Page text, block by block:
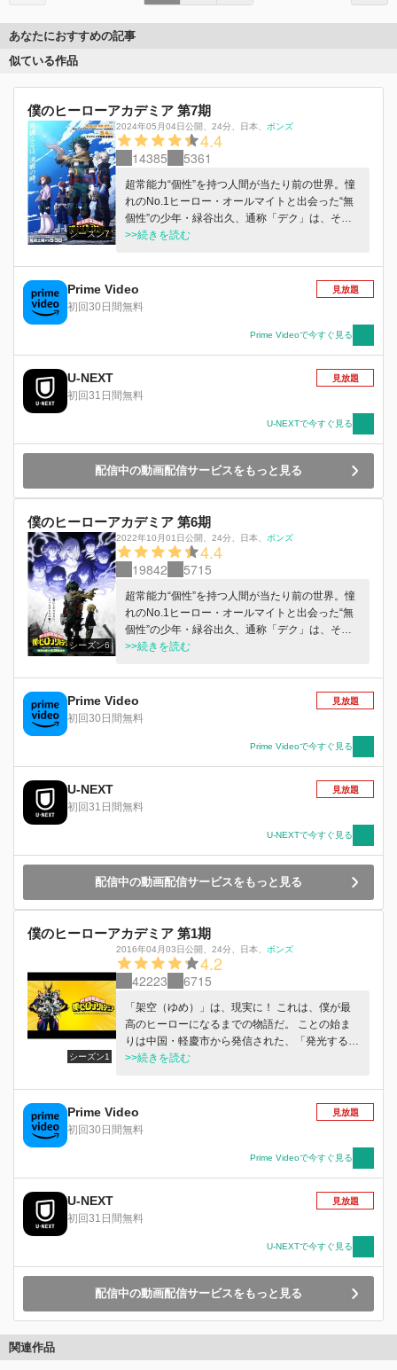
あなたにおすすめの記事
似ている作品
僕のヒーローアカデミア 第7期
シーズン7
2024年05月04日公開 24分 日本 ボンズ
4.4
14385 5361
超常能力“個性”を持つ人間が当たり前の世界。憧
れのNo.1ヒーロー・オールマイトと出会った“無
個性”の少年・緑谷出久、通称「デク」は、その
内に秘めるヒーローの資質を見出され、オールマ
受け継いだ。デクはヒーロー輩出の名門・雄英高
校に入学し、“個性”で社会や人々を救ける“ヒーロ
ー”になることを目指し、ヒーロー科1年A組のク
の雄英2年目の春。ヒーローたちが死柄木たち敵
＜ヴィラン＞の掃討作戦を決行し、まさに“全面
戦争”と言える激闘が繰り広げられる。双方が大
きなダメージを受け全面戦争は一旦の終結を見る
が、ヒーローへの信頼は揺らぎ、社会は荒廃して
いく。オール・フォー・ワン（AFO）が狙うOFA
の継承者としての使命感と、周囲の人間を危険に
晒したくないという思いから、ひとり雄英を出て
戦うデク。焦燥し疲弊していく彼に手を差し伸べ
たのは、1年A組のクラスメイトたちだった。ひ
雄英生とヒーローたち。ヒーロー殲滅のため次な
る一手を狙う死柄木弔やAFOら敵＜ヴィラン＞。
いよいよ“最終決戦”の時が近づく。そして、アメ
リカからもひとりのヒーローが飛来する…。 果
たしてデクたちは、皆が笑顔になれるあの日々を
取り戻すことはできるのか―。
>>続きを読む
Prime Video
初回30日間無料
見放題
Prime Videoで今すぐ見る
U-NEXT
初回31日間無料
見放題
U-NEXTで今すぐ見る
配信中の動画配信サービスをもっと見る
僕のヒーローアカデミア 第6期
シーズン6
2022年10月01日公開 24分 日本 ボンズ
4.4
19842 5715
超常能力“個性”を持つ人間が当たり前の世界。憧
れのNo.1ヒーロー・オールマイトと出会った“無
個性”の少年・緑谷出久、通称「デク」は、その
内に秘めるヒーローの資質を見出され、オールマ
だ。デクはヒーロー輩出の名門・雄英高校に入学
し、“個性”で社会や人々を救ける“ヒーロー”にな
ることを目指し、ヒーロー科1年A組のクラスメ
と共にNo.1ヒーローであるエンデヴァーの事務所
へインターン活動に臨む。最高峰の現場に身を投
じたデクはワン・フォー・オールに眠る新た
な“個性”黒鞭を操るなど、ヒーローとして確かな
成長を見せる。一方、敵（ヴィラン）連合の死柄
木弔は、リ・デストロ率いる異能解放軍と激突。
リ・デストロとの戦いで窮地に陥る中、死柄木は
忘れていた凄惨な幼少期の記憶を取り戻し、覚醒
する。異能解放軍を掌握し、その勢力を拡大しつ
つ、全てを壊すため自らに新たな力を求めるのだ
ン）。その全面戦争の時が迫る―！
>>続きを読む
Prime Video
初回30日間無料
見放題
Prime Videoで今すぐ見る
U-NEXT
初回31日間無料
見放題
U-NEXTで今すぐ見る
配信中の動画配信サービスをもっと見る
僕のヒーローアカデミア 第1期
シーズン1
2016年04月03日公開 24分 日本 ボンズ
4.2
42223 6715
「架空（ゆめ）」は、現実に！ これは、僕が最
高のヒーローになるまでの物語だ。 ことの始ま
りは中国・軽慶市から発信された、「発光する赤
児」が生まれたというニュース。 以後各地で
は流れる――。 世界総人口の八割が何らかの特
異体質である超人社会となった現在。生まれ持っ
た超常的な力“個性”を悪用する犯罪者・敵（ヴィ
持つ者たちが“ヒーロー”として敵や災害に立ち向
かい、人々を救（たす）ける社会が確立されてい
た。 かつて誰もが空想し憧れた“ヒーロー”。それ
が現実となった世界で、ひとりの少年・緑谷 出
久（みどりや・いずく／通称 デク）もヒーロー
になることを目標に、名だたるヒーローを多く輩
し、デクは総人口の二割にあたる、何の特異体質
も持たない“無個性”な落ちこぼれだった・・・。
ある日、デクは自信が憧れてやまないヒーローと
さまざまな人物、多くの試練と向き合いながら、
>>続きを読む
Prime Video
初回30日間無料
見放題
Prime Videoで今すぐ見る
U-NEXT
初回31日間無料
見放題
U-NEXTで今すぐ見る
配信中の動画配信サービスをもっと見る
関連作品